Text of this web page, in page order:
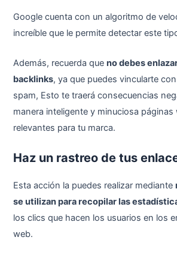
Google cuenta con un algoritmo de
increíble que le permite detectar este
Además, recuerda queno debes
backlinks, ya que puedes vincularte
spam, Esto te traerá consecuencias
manera inteligente y minuciosa páginas
relevantes para tu marca.
Haz un rastreo de tus
Esta acción la puedes realizar mediante
se utilizan para recopilar las
los clics que hacen los usuarios en los
web.